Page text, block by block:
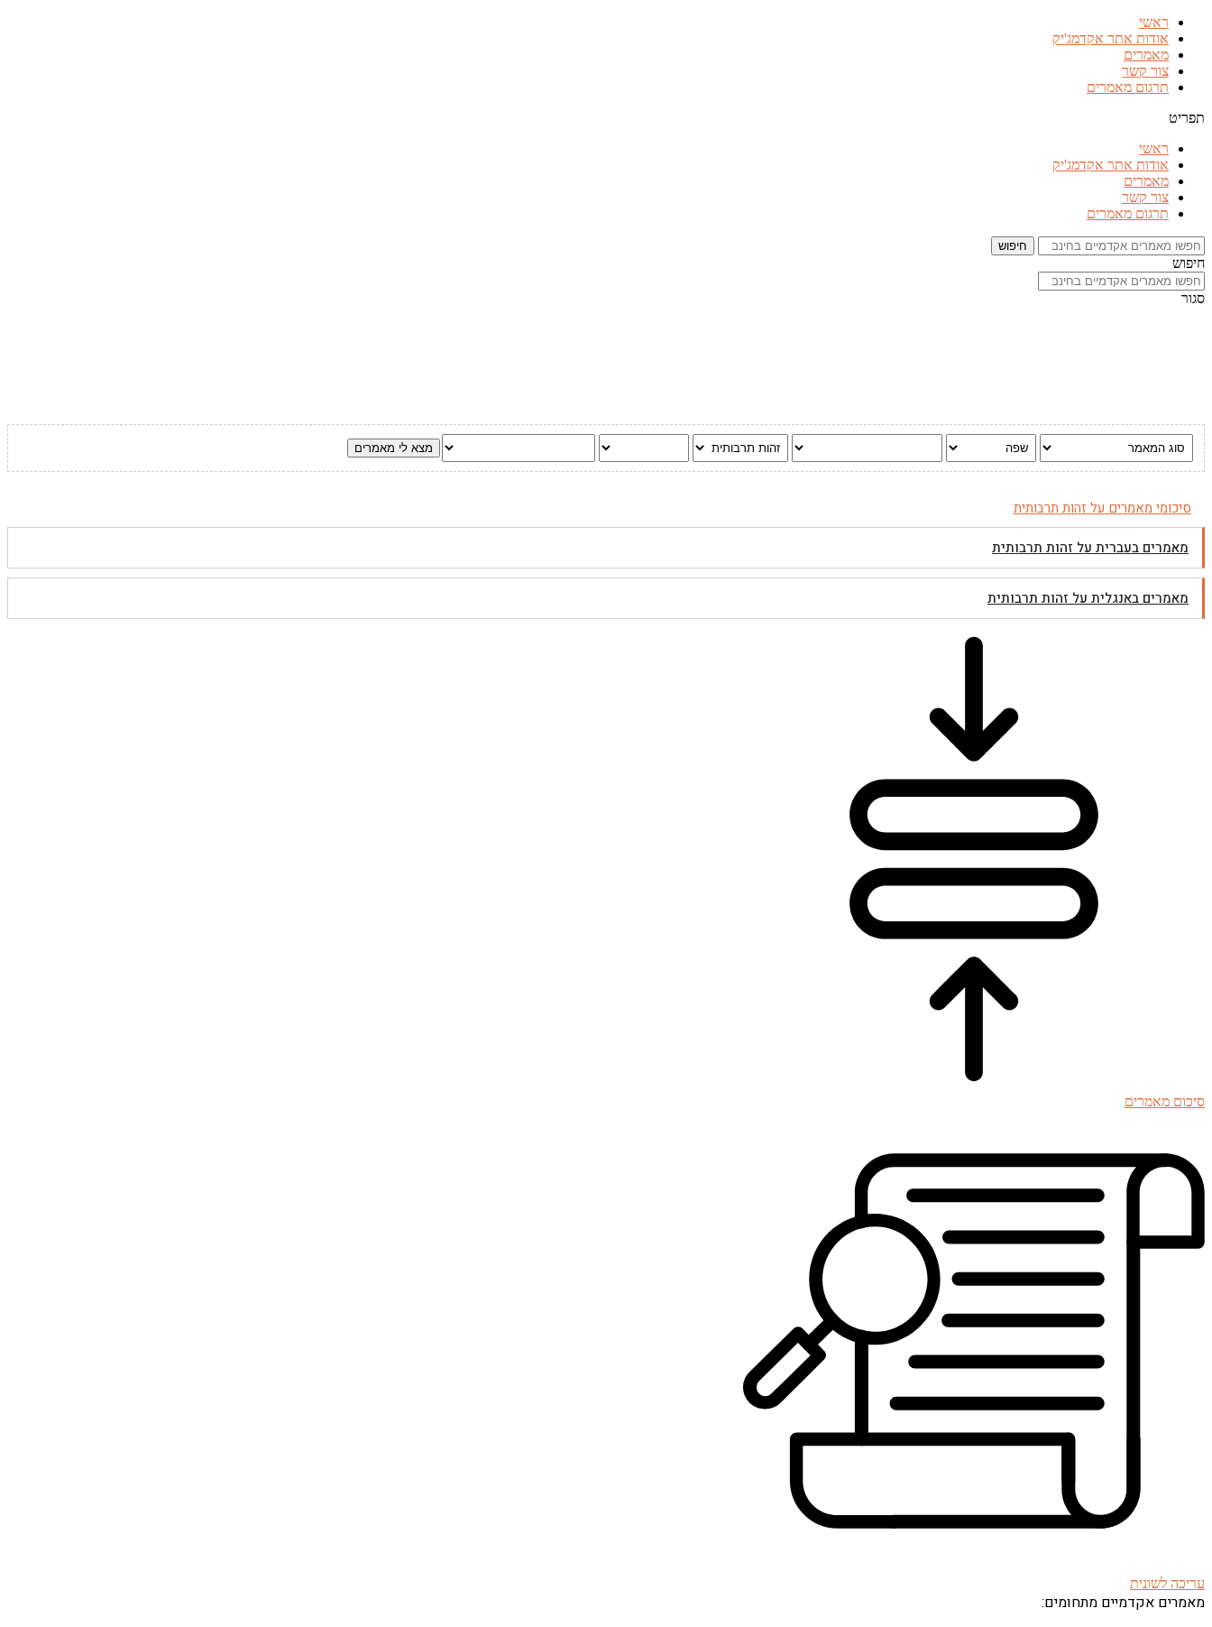
לתוכן
ראשי
אודות אתר אקדמג'יק
מאמרים
צור קשר
תרגום מאמרים
תפריט
ראשי
אודות אתר אקדמג'יק
מאמרים
צור קשר
תרגום מאמרים
חיפוש
חיפוש
סגור
סיכומי מאמרים על זהות תרבותית
מאמרים בעברית על זהות תרבותית
מאמרים באנגלית על זהות תרבותית
סיכום מאמרים
עריכה לשונית
מאמרים אקדמיים מתחומים: